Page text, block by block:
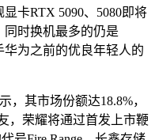
卡RTX 5090、5080即将
同时换机最多的仍是
华为之前的优良年轻人的
，其市场份额达18.8%，
，荣耀将通过首发上市鞭